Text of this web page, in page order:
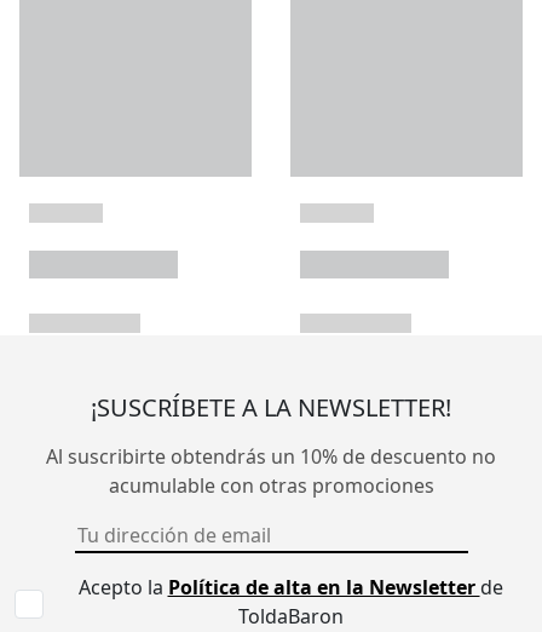
¡SUSCRÍBETE A LA NEWSLETTER!
Al suscribirte obtendrás un 10% de descuento no
acumulable con otras promociones
Acepto la Política de alta en la Newsletterde
ToldaBaron